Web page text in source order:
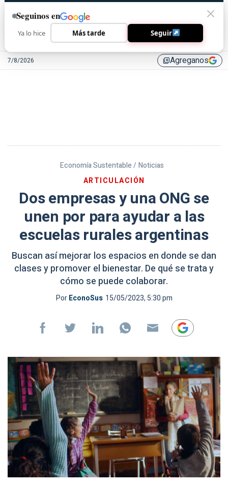
7/8/2026 library_addAgreganos
Economía Sustentable / Noticias
ARTICULACIÓN
Dos empresas y una ONG se
unen por para ayudar a las
escuelas rurales argentinas
Buscan así mejorar los espacios en donde se dan
clases y promover el bienestar. De qué se trata y
cómo se puede colaborar.
PorEconoSus 15/05/2023, 5:30 pm
Seguinos en
Ya lo hice Más tarde Seguir